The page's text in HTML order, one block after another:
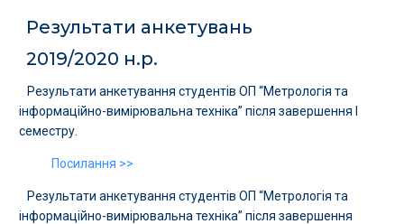
Результати анкетувань
2019/2020 н.р.
Результати анкетування студентів ОП “Метрологія та
інформаційно-вимірювальна техніка” після завершення І
семестру.
Посилання >>
Результати анкетування студентів ОП “Метрологія та
інформаційно-вимірювальна техніка” після завершення